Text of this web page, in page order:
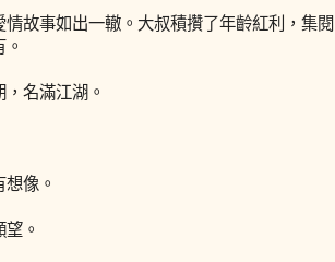
故事如出一轍。大叔積攢了年齡紅利，集閱
名滿江湖。
像。
。